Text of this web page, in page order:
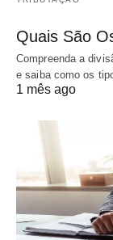
Quais São
Compreenda a
e saiba como os
1 mês ago